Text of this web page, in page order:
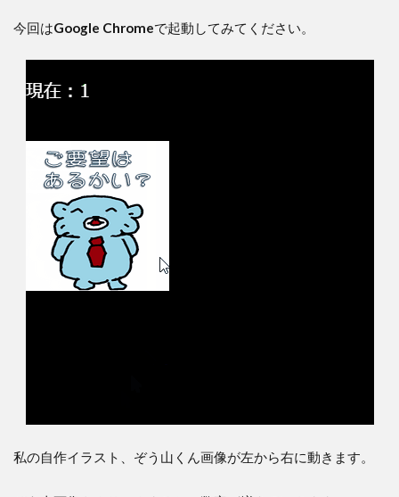
今回はGoogle Chromeで起動してみてください。
私の自作イラスト、ぞう山くん画像が左から右に動きます。